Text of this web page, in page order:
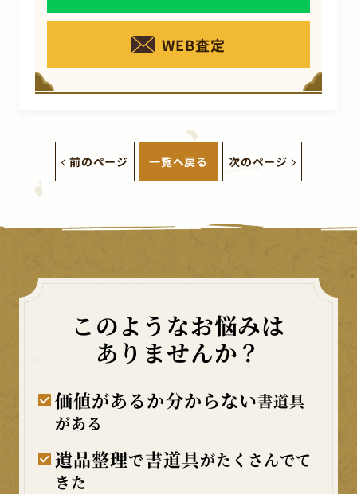
WEB査定
前のページ 一覧へ戻る 次のページ
このようなお悩みは
ありませんか？
価値があるか分からない書道具
がある
遺品整理で書道具がたくさんでて
きた